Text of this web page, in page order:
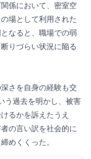
係において、密室空
場として利用された
なると、職場での弱
りづらい状況に陥る
さを自身の経験も交
う過去を明かし、被害
るかを訴えたうえ
の言い訳を社会的に
めくくった。